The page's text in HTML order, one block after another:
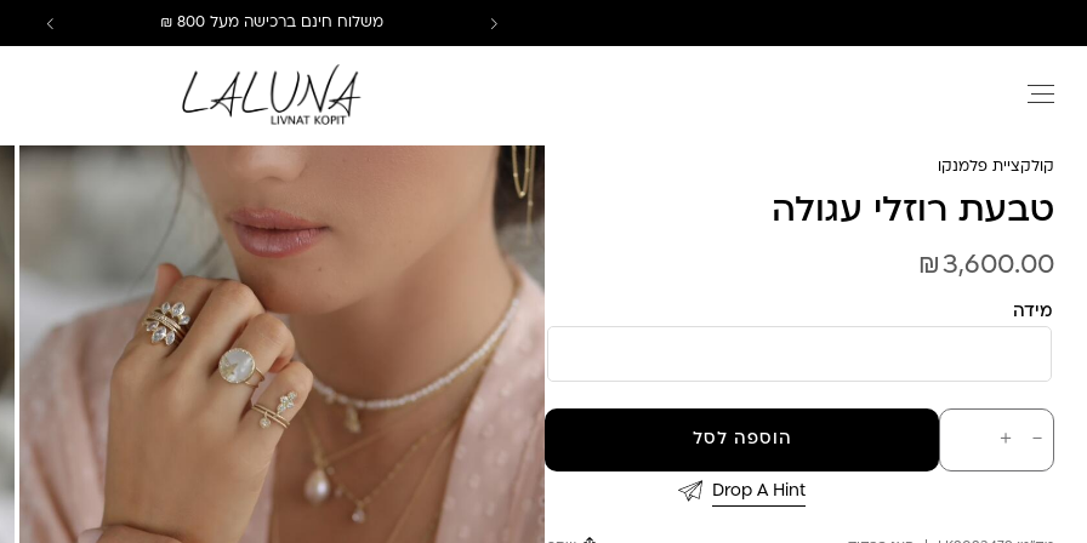
משלוח חינם ברכישה מעל 800 ₪
קולקציית פלמנקו
טבעת רוזלי עגולה
₪3,600.00
מידה
－
כמות
של
טבעת
＋ הוספה לסל
Drop A Hint